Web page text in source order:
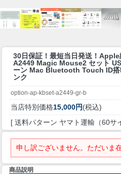
30日保証！最短当日発送！ Apple
A2449 Magic Mouse2 セット
ーン Mac Bluetooth Touch ID
ンク
option-ap-kbset-a2449-gr-b
当店特別価格15,000円(税込)
[ 送料パターン ヤマト運輸（60サ
申し訳ございません。ただいま
商品説明